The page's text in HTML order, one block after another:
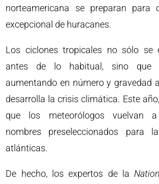
norteamericana se preparan para
excepcional de huracanes.
Los ciclones tropicales no sólo se
antes de lo habitual, sino que
aumentando en número y gravedad
desarrolla la crisis climática. Este
que los meteorólogos vuelvan
nombres preseleccionados para
atlánticas.
De hecho, los expertos de la